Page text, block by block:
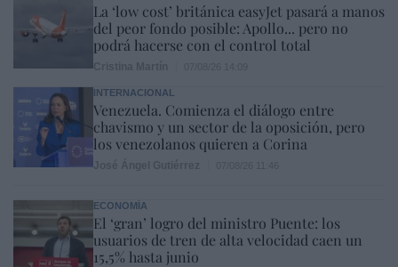
La ‘low cost’ británica easyJet pasará a manos
del peor fondo posible: Apollo... pero no
podrá hacerse con el control total
INTERNACIONAL
Venezuela. Comienza el diálogo entre
chavismo y un sector de la oposición, pero
los venezolanos quieren a Corina
ECONOMÍA
El ‘gran’ logro del ministro Puente: los
usuarios de tren de alta velocidad caen un
15,5% hasta junio